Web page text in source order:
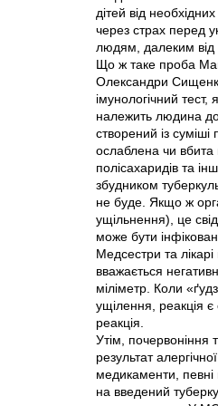
дітей від
через страх перед
людям, далеким від
Що ж таке проба
Олександри
імунологічний
належить людина
створений із
ослаблена чи вбита
полісахаридів та
збудником
не буде. Якщо ж
ущільнення), це
може бути
Медсестри та
вважається
міліметр. Коли
ущілення, реакція
реакція.
Утім, почервоніння
результат
медикаменти, певні
на введений